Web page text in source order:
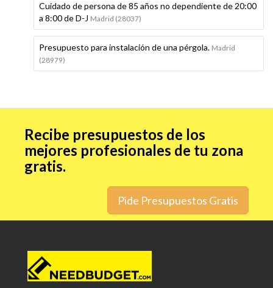
Cuidado de persona de 85 años no dependiente de 20:00
a 8:00 de D-J Madrid (28037)
Presupuesto para instalación de una pérgola. Madrid
(28979)
Recibe presupuestos de los
mejores profesionales de tu zona
gratis.
Pide Presupuestos Gratis